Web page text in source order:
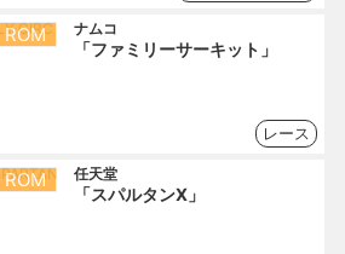
ROM ナムコ
「ファミリーサーキット」
レース
ROM 任天堂
「スパルタンX」